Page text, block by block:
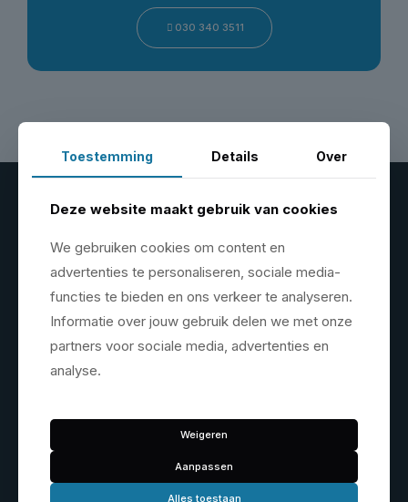
030 340 3511
Schaarbruggen
1-koloms
Mobiele hefkolommen
Motorheftafels
Accessoires
Balanceermachines
De- en monteermachines
Banden-kooien (Truck)
Ventielen
Accessoires
Werkplaats equipment
Toestemming Details Over
Deze website maakt gebruik van cookies
We gebruiken cookies om content en
advertenties te personaliseren, sociale media-
functies te bieden en ons verkeer te analyseren.
Informatie over jouw gebruik delen we met onze
partners voor sociale media, advertenties en
analyse.
Weigeren
Aanpassen
Alles toestaan